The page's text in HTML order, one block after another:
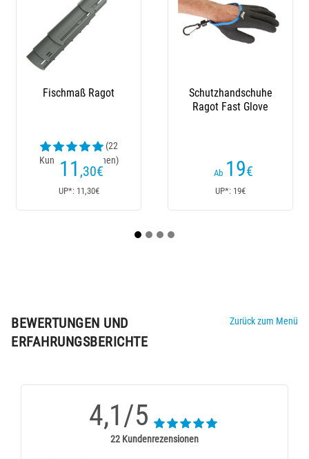
Schutzhandschuhe
19€
UP*: 19€
Unterwasserkamera
Lucky Seeker Fl180ar
Kundenrezensionen)
109€
UP*: 149,90€
BEWERTUNGEN UND
ERFAHRUNGSBERICHTE
Zurück zum Menü
4,1/5
22 Kundenrezensionen